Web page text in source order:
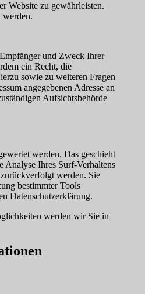
Website zu gewährleisten.
werden.
und Zweck Ihrer
ein Recht, die
sowie zu weiteren Fragen
angegebenen Adresse an
Aufsichtsbehörde
werden. Das geschieht
Analyse Ihres Surf-Verhaltens
werden. Sie
bestimmter Tools
Datenschutzerklärung.
werden wir Sie in